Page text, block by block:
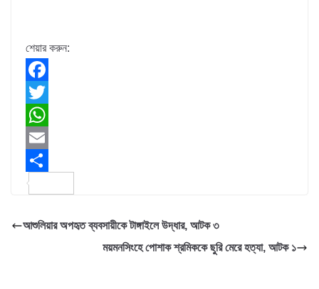
শেয়ার করুন:
F
a
c
e
b
o
T
w
t
e
W
h
a
s
E
m
i
a
আশুলিয়ার অপহৃত ব্যবসায়ীকে টাঙ্গাইলে উদ্ধার, আটক ৩
ময়মনসিংহে পোশাক শ্রমিককে ছুরি মেরে হত্যা, আটক ১